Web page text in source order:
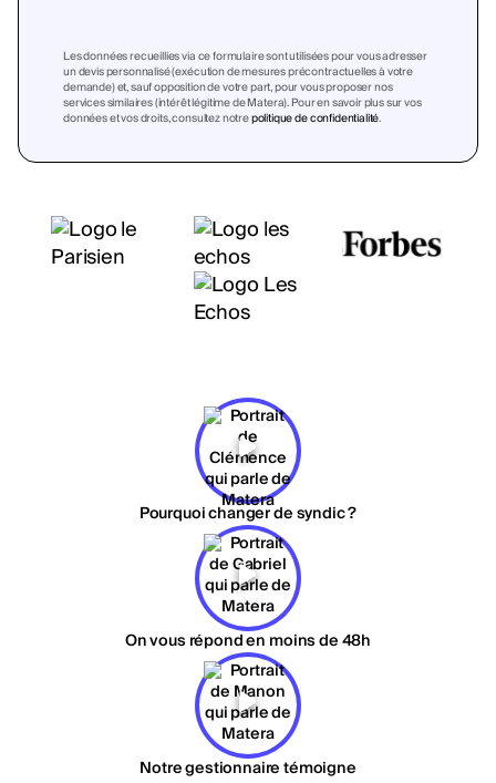
Les données recueillies via ce formulaire sont utilisées pour vous adresser
un devis personnalisé (exécution de mesures précontractuelles à votre
demande) et, sauf opposition de votre part, pour vous proposer nos
services similaires (intérêt légitime de Matera). Pour en savoir plus sur vos
données et vos droits, consultez notrepolitique de confidentialité.
Pourquoi changer de syndic ?
On vous répond en moins de 48h
Notre gestionnaire témoigne